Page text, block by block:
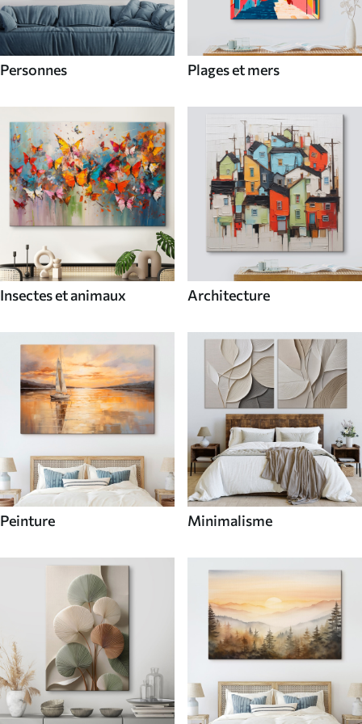
Personnes Plages et mers
Insectes et animaux Architecture
Peinture Minimalisme